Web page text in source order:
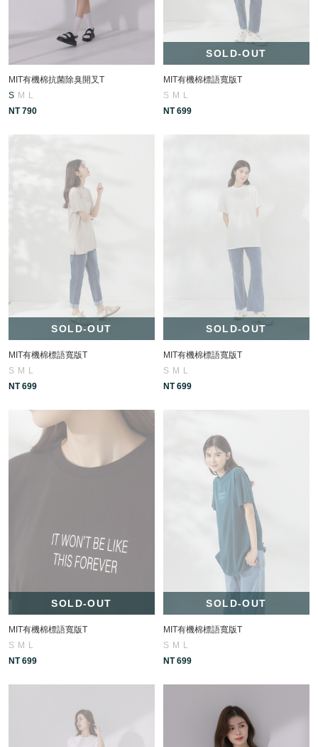
MIT有機棉抗菌除臭開叉T
S M
L
NT 790
SOLD-OUT
MIT有機棉標語寬版T
S M
L
NT 699
SOLD-OUT
MIT有機棉標語寬版T
S M L
NT 699
SOLD-OUT
MIT有機棉標語寬版T
S M L
NT 699
SOLD-OUT
MIT有機棉標語寬版T
S M
L
NT 699
SOLD-OUT
MIT有機棉標語寬版T
S M
L
NT 699